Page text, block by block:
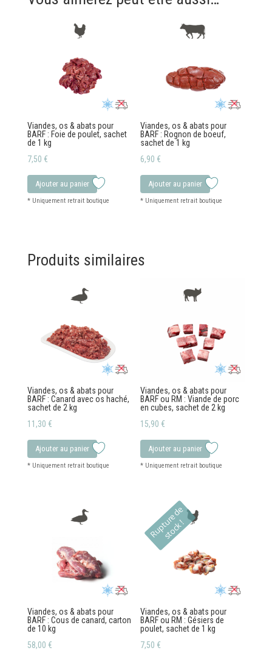
Viandes, os & abats pour
BARF : Foie de poulet, sachet
de 1 kg
7,50 €
Ajouter au panier
Viandes, os & abats pour
BARF : Rognon de boeuf,
sachet de 1 kg
6,90 €
Ajouter au panier
Produits similaires
Viandes, os & abats pour
BARF : Canard avec os haché,
sachet de 2 kg
11,30 €
Ajouter au panier
Viandes, os & abats pour
BARF ou RM : Viande de porc
en cubes, sachet de 2 kg
15,90 €
Ajouter au panier
Viandes, os & abats pour
BARF : Cous de canard, carton
de 10 kg
58,00 €
R
u
p
t
u
r
e
d
e
s
t
o
c
k
!
Viandes, os & abats pour
BARF ou RM : Gésiers de
poulet, sachet de 1 kg
7,50 €